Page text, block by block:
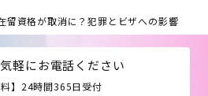
留資格が取消に？犯罪とビザへの影響
軽にお電話ください
料】24時間365日受付